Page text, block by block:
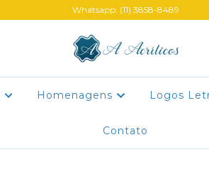
Whatsapp: (11) 3858-8489
Homenagens Logos
Contato